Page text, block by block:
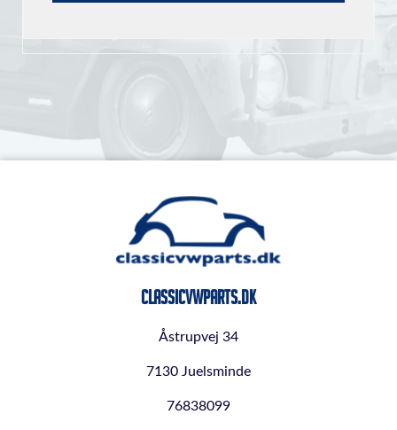
ClassicVWParts.dk
Åstrupvej 34
7130 Juelsminde
76838099